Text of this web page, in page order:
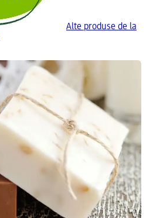
Alte produse de la